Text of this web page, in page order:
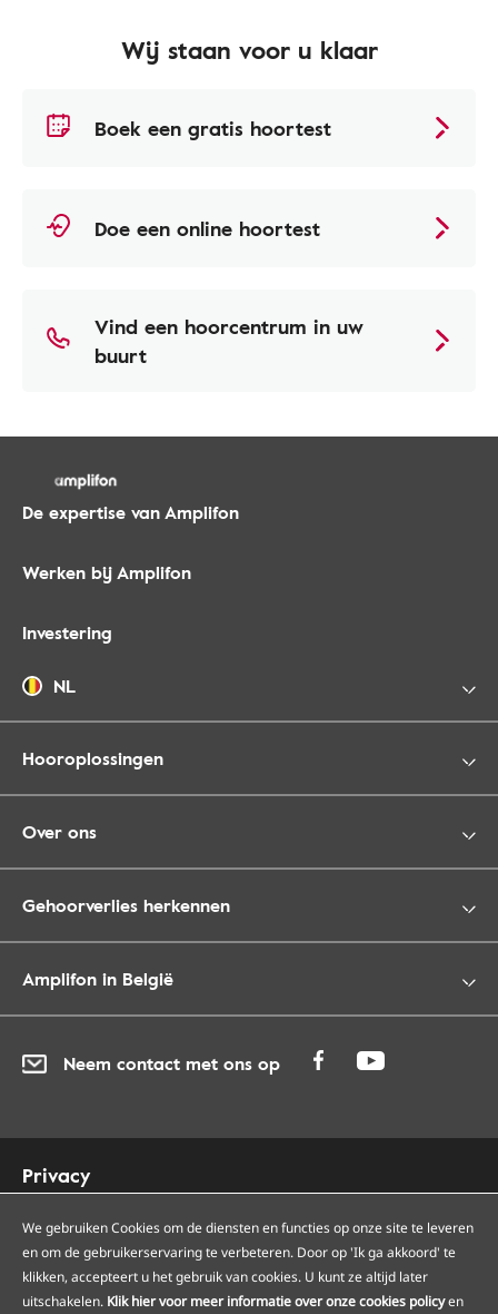
Wij staan voor u klaar
Boek een gratis hoortest
Doe een online hoortest
Vind een hoorcentrum in uw
buurt
De expertise van Amplifon
Werken bij Amplifon
Investering
NL
Hooroplossingen
Over ons
Gehoorverlies herkennen
Amplifon in België
Neem contact met ons op
Privacy
Cookies
Toegankelijkheid
Sitemap
Onze Amplifon hoorcentra
We gebruiken Cookies om de diensten en functies op onze site te leveren
en om de gebruikerservaring te verbeteren. Door op 'Ik ga akkoord' te
klikken, accepteert u het gebruik van cookies. U kunt ze altijd later
uitschakelen. Klik hier voor meer informatie over onze cookies policyen